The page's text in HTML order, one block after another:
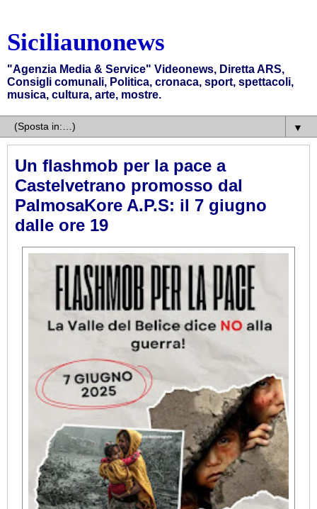
Siciliaunonews
"Agenzia Media & Service" Videonews, Diretta ARS,
Consigli comunali, Politica, cronaca, sport, spettacoli,
musica, cultura, arte, mostre.
▼
Un flashmob per la pace a
Castelvetrano promosso dal
PalmosaKore A.P.S: il 7 giugno
dalle ore 19